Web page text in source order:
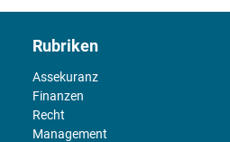
Rubriken
Assekuranz
Finanzen
Recht
Management